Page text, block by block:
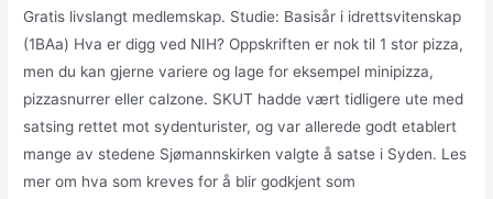
Gratis livslangt medlemskap. Studie: Basisår i idrettsvitenskap
(1BAa) Hva er digg ved NIH? Oppskriften er nok til 1 stor pizza,
men du kan gjerne variere og lage for eksempel minipizza,
pizzasnurrer eller calzone. SKUT hadde vært tidligere ute med
satsing rettet mot sydenturister, og var allerede godt etablert
mange av stedene Sjømannskirken valgte å satse i Syden. Les
mer om hva som kreves for å blir godkjent som